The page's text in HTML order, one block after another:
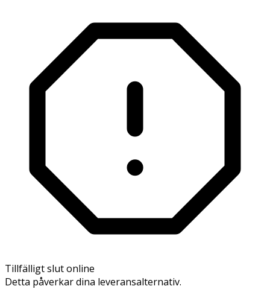
Tillfälligt slut online
Detta påverkar dina leveransalternativ.